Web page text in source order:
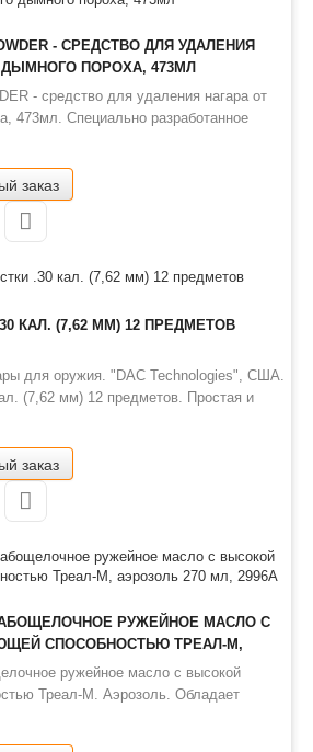
- СРЕДСТВО ДЛЯ УДАЛЕНИЯ
ПОРОХА, 473МЛ
- средство для удаления нагара от
473мл. Специально разработанное
от черного дымного пороха.
собой комбинацию
могут одновременно проникать в тяжелые
заказ
КАЛ. (7,62 ММ) 12 ПРЕДМЕТОВ
для оружия. "DAC Technologies", США.
(7,62 мм) 12 предметов. Простая и
очистки канала ствола карабина.
аксессуары в комплекте
чистку в полевых условиях.
заказ
РУЖЕЙНОЕ МАСЛО С
СПОСОБНОСТЬЮ ТРЕАЛ-М,
ружейное масло с высокой
Треал-М. Аэрозоль. Обладает
Содержит ингибиторы
металлов. Хорошие смазывающими